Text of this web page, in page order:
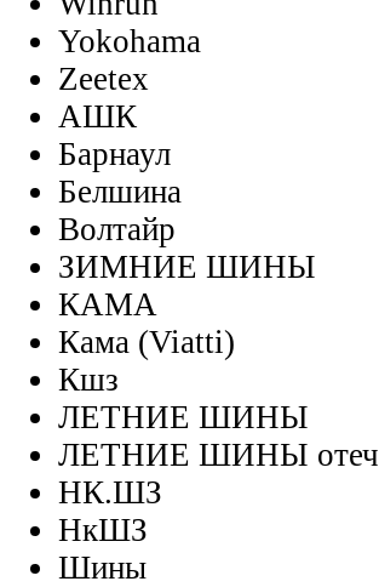
Yokohama
Zeetex
АШК
Барнаул
Белшина
Волтайр
ЗИМНИЕ ШИНЫ
КАМА
Кама (Viatti)
Кшз
ЛЕТНИЕ ШИНЫ
ЛЕТНИЕ ШИНЫ отеч
НК.ШЗ
НкШЗ
Шины